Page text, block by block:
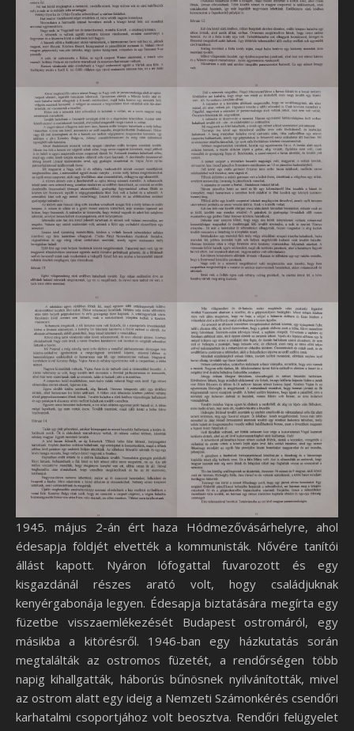
1945. május 2-án ért haza Hódmezővásárhelyre, ahol
édesapja földjét elvették a kommunisták. Nővére tanítói
állást kapott. Nyáron lófogattal fuvarozott és egy
kisgazdánál részes arató volt, hogy családjuknak
kenyérgabonája legyen. Édesapja biztatására megírta egy
füzetbe visszaemlékezését Budapest ostromáról, egy
másikba a kitörésről. 1946-ban egy házkutatás során
megtalálták az ostromos füzetét, a rendőrségen több
napig kihallgatták, háborús bűnösnek nyilvánították, mivel
az ostrom alatt egy ideig a Nemzeti Számonkérés csendőri
karhatalmi csoportjához volt beosztva. Rendőri felügyelet